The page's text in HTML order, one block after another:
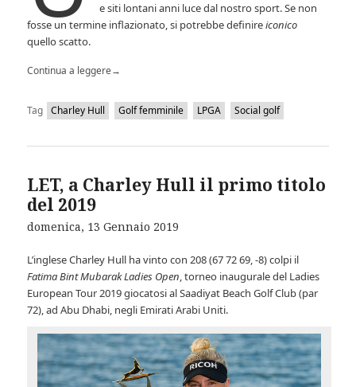
e siti lontani anni luce dal nostro sport. Se non
fosse un termine inflazionato, si potrebbe definireiconico
quello scatto.
Continua a leggere→
Tag Charley Hull Golf femminile LPGA Social golf
LET, a Charley Hull il primo titolo
del 2019
domenica, 13 Gennaio 2019
L’inglese Charley Hull ha vinto con 208 (67 72 69, -8) colpi il
Fatima Bint Mubarak Ladies Open , torneo inaugurale del Ladies
European Tour 2019 giocatosi al Saadiyat Beach Golf Club (par
72), ad Abu Dhabi, negli Emirati Arabi Uniti.